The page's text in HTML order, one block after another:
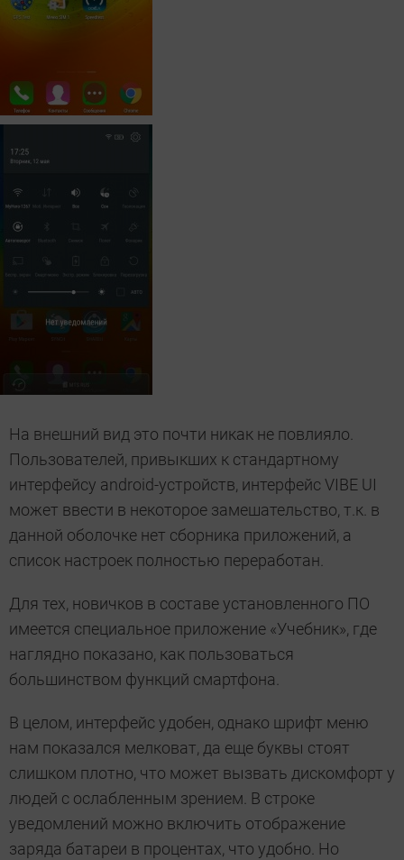
На внешний вид это почти никак не повлияло.
Пользователей, привыкших к стандартному
интерфейсу android-устройств, интерфейс VIBE UI
может ввести в некоторое замешательство, т.к. в
данной оболочке нет сборника приложений, а
список настроек полностью переработан.
Для тех, новичков в составе установленного ПО
имеется специальное приложение «Учебник», где
наглядно показано, как пользоваться
большинством функций смартфона.
В целом, интерфейс удобен, однако шрифт меню
нам показался мелковат, да еще буквы стоят
слишком плотно, что может вызвать дискомфорт у
людей с ослабленным зрением. В строке
уведомлений можно включить отображение
заряда батареи в процентах, что удобно. Но